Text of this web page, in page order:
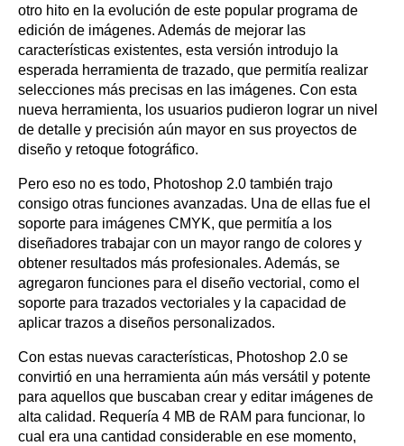
otro hito en la evolución de este popular programa de
edición de imágenes. Además de mejorar las
características existentes, esta versión introdujo la
esperada herramienta de trazado, que permitía realizar
selecciones más precisas en las imágenes. Con esta
nueva herramienta, los usuarios pudieron lograr un nivel
de detalle y precisión aún mayor en sus proyectos de
diseño y retoque fotográfico.
Pero eso no es todo, Photoshop 2.0 también trajo
consigo otras funciones avanzadas. Una de ellas fue el
soporte para imágenes CMYK, que permitía a los
diseñadores trabajar con un mayor rango de colores y
obtener resultados más profesionales. Además, se
agregaron funciones para el diseño vectorial, como el
soporte para trazados vectoriales y la capacidad de
aplicar trazos a diseños personalizados.
Con estas nuevas características, Photoshop 2.0 se
convirtió en una herramienta aún más versátil y potente
para aquellos que buscaban crear y editar imágenes de
alta calidad. Requería 4 MB de RAM para funcionar, lo
cual era una cantidad considerable en ese momento,